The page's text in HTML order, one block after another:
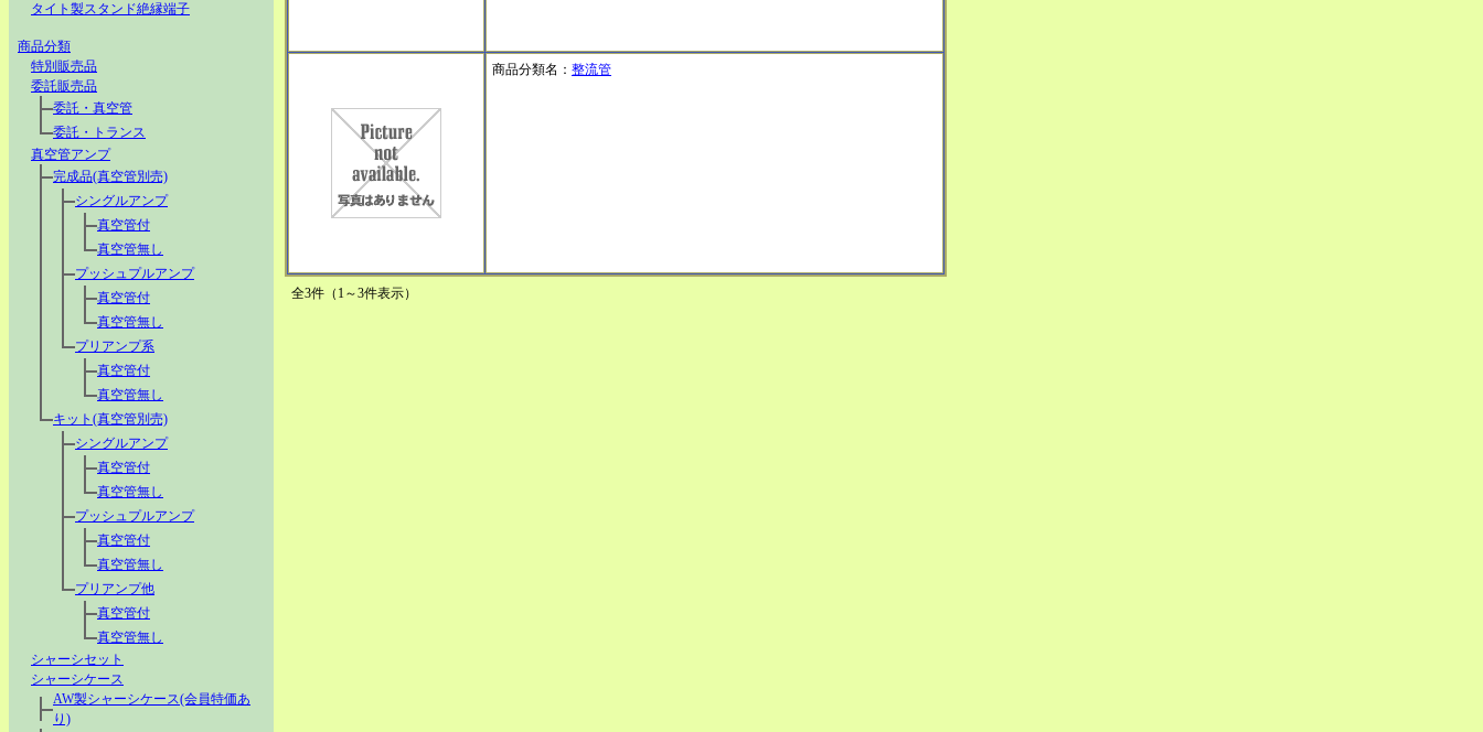
タイト製スタンド絶縁端子
商品分類
特別販売品
委託販売品
委託・真空管
委託・トランス
真空管アンプ
完成品(真空管別売)
シングルアンプ
真空管付
真空管無し
プッシュプルアンプ
真空管付
真空管無し
プリアンプ系
真空管付
真空管無し
キット(真空管別売)
シングルアンプ
真空管付
真空管無し
プッシュプルアンプ
真空管付
真空管無し
プリアンプ他
真空管付
真空管無し
シャーシセット
シャーシケース
AW製シャーシケース(会員特価あ
り)
商品分類名： 整流管
全3件（1～3件表示）